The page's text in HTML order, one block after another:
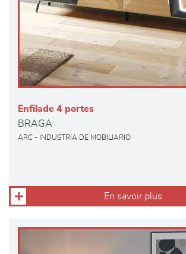
Enfilade 4 portes
BRAGA
ARC - INDUSTRIA DE MOBILIARIO
En savoir plus